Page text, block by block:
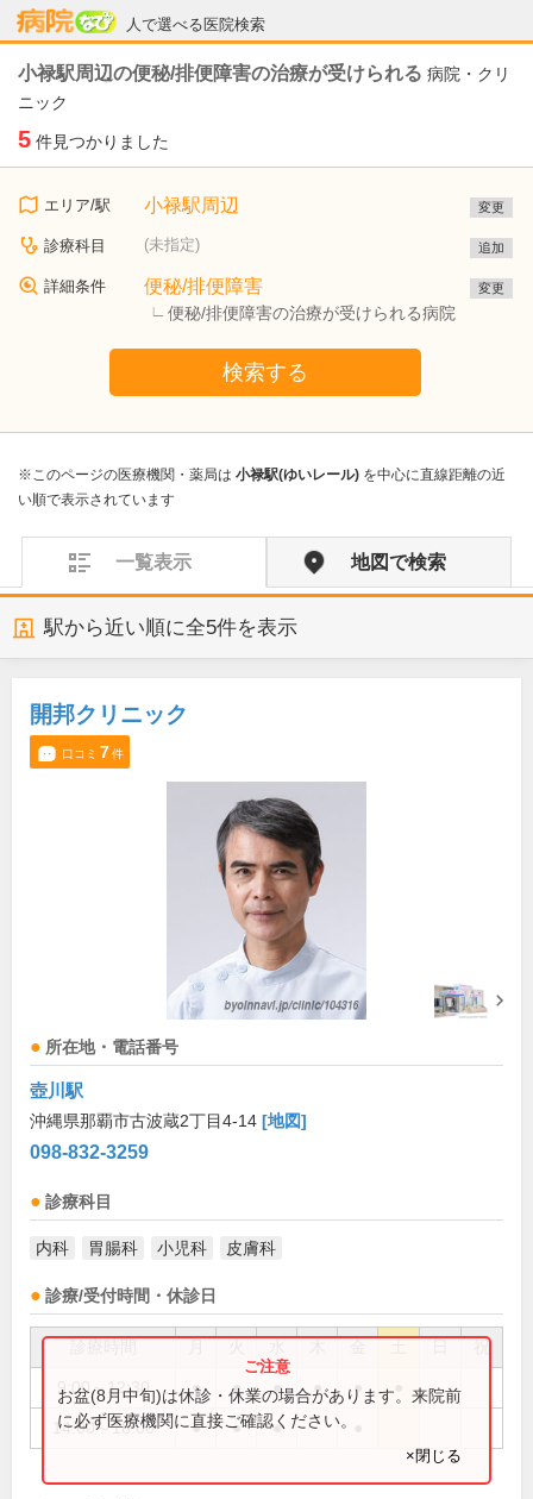
人で選べる医院検索
病院なび
小禄駅周辺の便秘/排便障害の治療が受けられる 病院・クリ
ニック
5 件見つかりました
エリア/駅 小禄駅周辺 変更
診療科目 (未指定) 追加
詳細条件 便秘/排便障害
便秘/排便障害の治療が受けられる病院
変更
検索する
※このページの医療機関・薬局は 小禄駅(ゆいレール) を中心に直線距離の近
い順で表示されています
一覧表示 地図で検索
駅から近い順に全5件を表示
開邦クリニック
口コミ 7件
所在地・電話番号
壺川駅
沖縄県那覇市古波蔵2丁目4-14 [地図]
098-832-3259
診療科目
内科 胃腸科 小児科 皮膚科
診療/受付時間・休診日
祝
9:00～12:30 ● ● ● ● ●
14:00～18:00 ● ● ●
お盆(8月中旬)は休診・休業の場合があります。来院前
に必ず医療機関に直接ご確認ください。
×閉じる